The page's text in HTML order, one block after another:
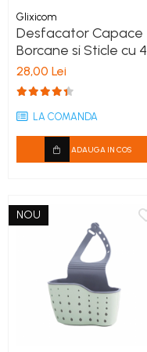
Glixicom
Desfacator Capace
Borcane si Sticle cu 4
Dimensiuni Albastru G
Glixicom®
28,00 Lei
LA COMANDA
ADAUGA IN COS
NOU